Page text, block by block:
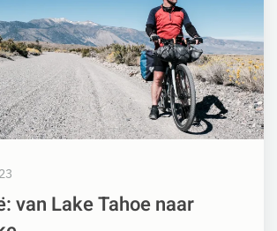
van Lake Tahoe naar